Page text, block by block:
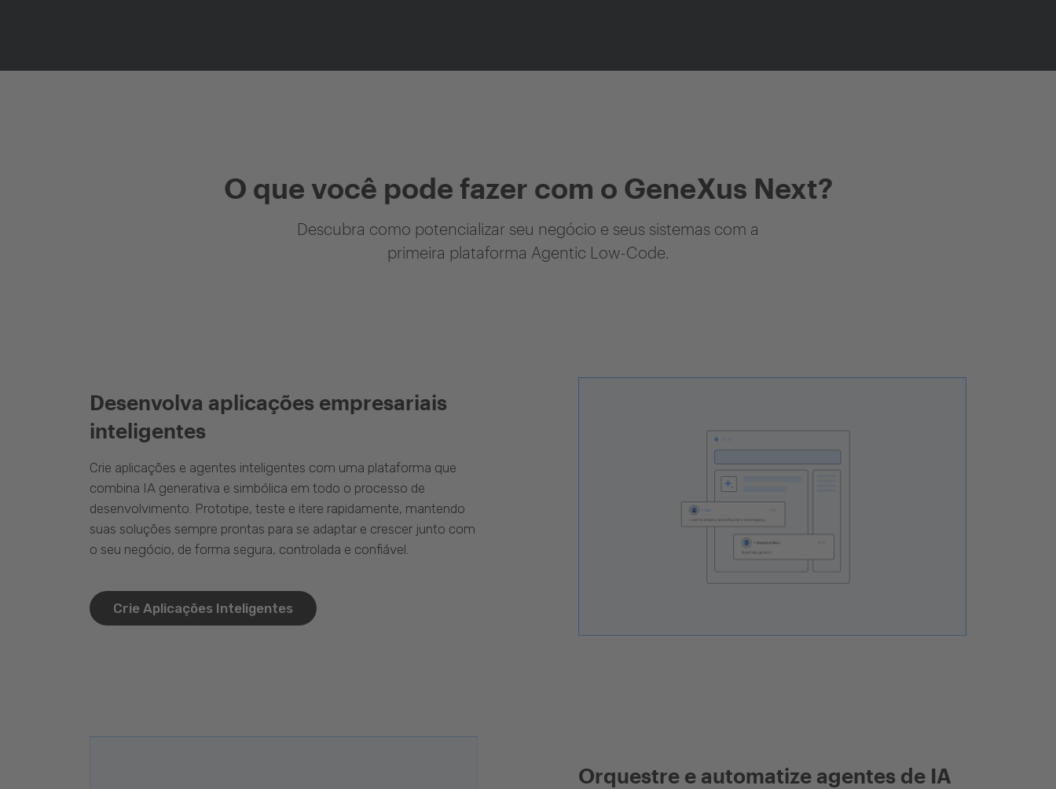
O que você pode fazer com o GeneXus Next?
Descubra como potencializar seu negócio e seus sistemas com a
primeira plataforma Agentic Low-Code.
Desenvolva aplicações empresariais
inteligentes
Crie aplicações e agentes inteligentes com uma plataforma que
combina IA generativa e simbólica em todo o processo de
desenvolvimento. Prototipe, teste e itere rapidamente, mantendo
suas soluções sempre prontas para se adaptar e crescer junto com
o seu negócio, de forma segura, controlada e confiável.
Crie Aplicações Inteligentes
Orquestre e automatize agentes de IA